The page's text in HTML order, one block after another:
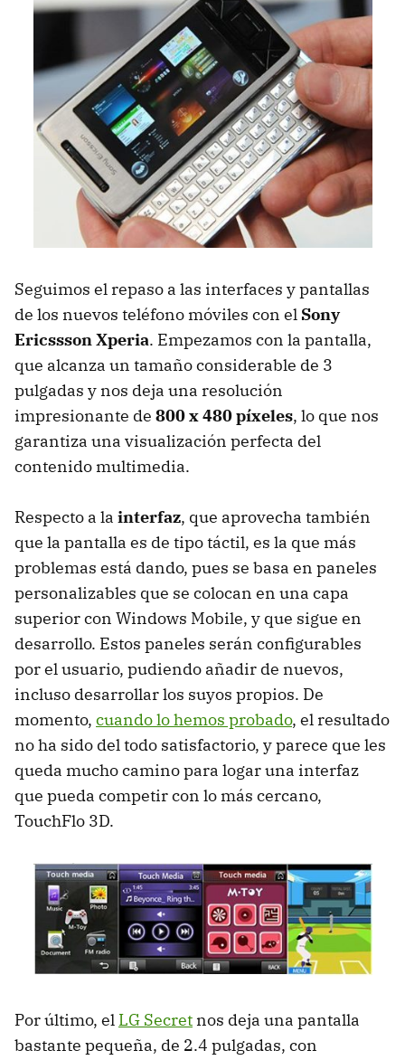
Seguimos el repaso a las interfaces y pantallas
de los nuevos teléfono móviles con el Sony
Ericssson Xperia. Empezamos con la pantalla,
que alcanza un tamaño considerable de 3
pulgadas y nos deja una resolución
impresionante de 800 x 480 píxeles, lo que nos
garantiza una visualización perfecta del
contenido multimedia.
Respecto a la interfaz, que aprovecha también
que la pantalla es de tipo táctil, es la que más
problemas está dando, pues se basa en paneles
personalizables que se colocan en una capa
superior con Windows Mobile, y que sigue en
desarrollo. Estos paneles serán configurables
por el usuario, pudiendo añadir de nuevos,
incluso desarrollar los suyos propios. De
momento, cuando lo hemos probado, el resultado
no ha sido del todo satisfactorio, y parece que les
queda mucho camino para logar una interfaz
que pueda competir con lo más cercano,
TouchFlo 3D.
Por último, el LG Secret nos deja una pantalla
bastante pequeña, de 2.4 pulgadas, con